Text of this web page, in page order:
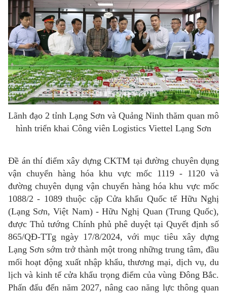
Lãnh đạo 2 tỉnh Lạng Sơn và Quảng Ninh thăm quan mô
hình triển khai Công viên Logistics Viettel Lạng Sơn
Đề án thí điểm xây dựng CKTM tại đường chuyên dụng
vận chuyển hàng hóa khu vực mốc 1119 - 1120 và
đường chuyên dụng vận chuyển hàng hóa khu vực mốc
1088/2 - 1089 thuộc cặp Cửa khẩu Quốc tế Hữu Nghị
(Lạng Sơn, Việt Nam) - Hữu Nghị Quan (Trung Quốc),
được Thủ tướng Chính phủ phê duyệt tại Quyết định số
865/QĐ-TTg ngày 17/8/2024, với mục tiêu xây dựng
Lạng Sơn sớm trở thành một trong những trung tâm, đầu
mối hoạt động xuất nhập khẩu, thương mại, dịch vụ, du
lịch và kinh tế cửa khẩu trọng điểm của vùng Đông Bắc.
Phấn đấu đến năm 2027, nâng cao năng lực thông quan